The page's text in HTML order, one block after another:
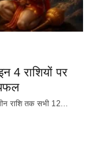
4 राशियों पर
राशि तक सभी 12…